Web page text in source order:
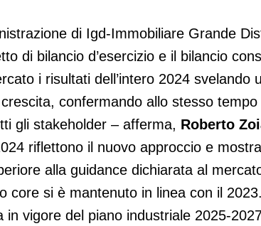
Igd in crescita
di Igd-Immobiliare Grande
di bilancio d’esercizio e il bilancio
i risultati dell’intero 2024 svelando
confermando allo stesso tempo
gli stakeholder – afferma, Roberto
riflettono il nuovo approccio e
alla guidance dichiarata al
core si è mantenuto in linea con il
in vigore del piano industriale 2025-